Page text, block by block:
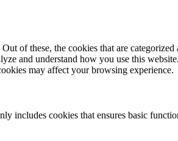
of these, the cookies that are categorized
and understand how you use this
may affect your browsing experience.
includes cookies that ensures basic